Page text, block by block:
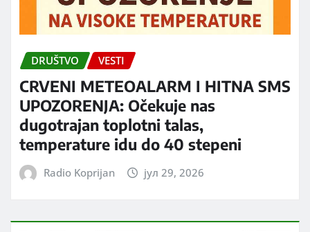
DRUŠTVO VESTI
CRVENI METEOALARM I HITNA SMS
UPOZORENJA: Očekuje nas
dugotrajan toplotni talas,
temperature idu do 40 stepeni
Radio Koprijan јул 29, 2026